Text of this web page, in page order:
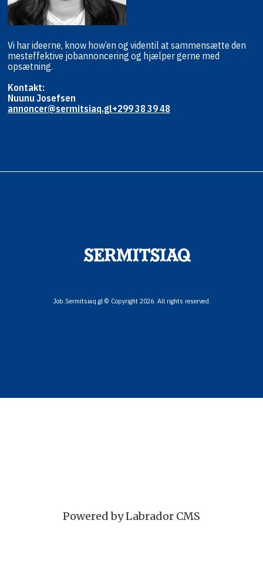
Vi har ideerne, know how’en og videntil at sammensætte den
mesteffektive jobannoncering og hjælpergerne med
opsætning.
Kontakt:
Nuunu Josefsen
annoncer@sermitsiaq.gl+299 38 39 48
Job.Sermitsiaq.gl © Copyright 2026. All rights reserved.
Powered by Labrador CMS